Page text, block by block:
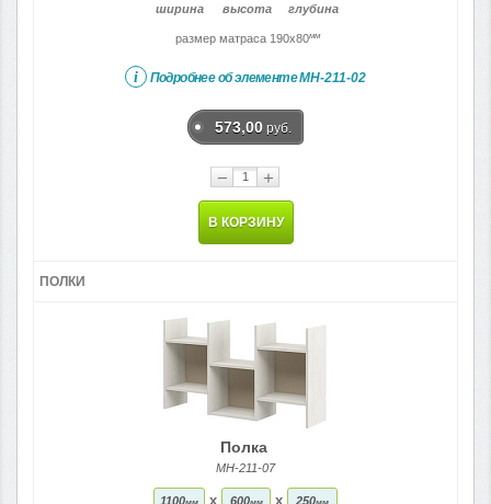
ширина высота глубина
размер матраса 190x80мм
i Подробнее об элементеМН-211-02
573,00 руб.
− +
В КОРЗИНУ
ПОЛКИ
Полка
МН-211-07
1100мм x 600мм x 250мм